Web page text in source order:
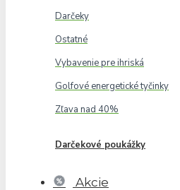
Darčeky
Ostatné
Vybavenie pre ihriská
Golfové energetické tyčinky
Zľava nad 40%
Darčekové poukážky
Akcie